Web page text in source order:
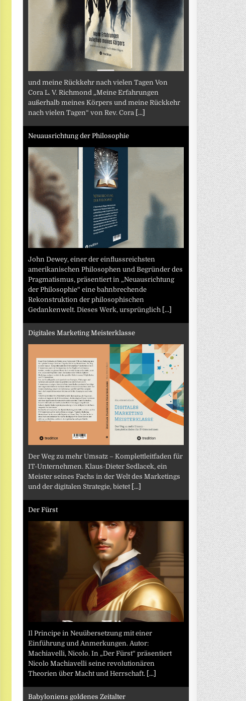
und meine Rückkehr nach vielen Tagen Von
Cora L. V. Richmond „Meine Erfahrungen
außerhalb meines Körpers und meine Rückkehr
nach vielen Tagen“ von Rev. Cora [...]
Neuausrichtung der Philosophie
John Dewey, einer der einflussreichsten
amerikanischen Philosophen und Begründer des
Pragmatismus, präsentiert in „Neuausrichtung
der Philosophie“ eine bahnbrechende
Rekonstruktion der philosophischen
Gedankenwelt. Dieses Werk, ursprünglich [...]
Digitales Marketing Meisterklasse
Der Weg zu mehr Umsatz – Komplettleitfaden für
IT-Unternehmen. Klaus-Dieter Sedlacek, ein
Meister seines Fachs in der Welt des Marketings
und der digitalen Strategie, bietet [...]
Der Fürst
Il Principe in Neuübersetzung mit einer
Einführung und Anmerkungen. Autor:
Machiavelli, Nicolo. In „Der Fürst“ präsentiert
Nicolo Machiavelli seine revolutionären
Theorien über Macht und Herrschaft. [...]
Babyloniens goldenes Zeitalter